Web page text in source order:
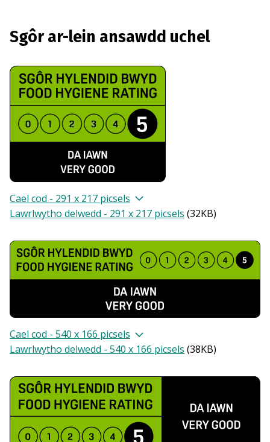
Sgôr ar-lein ansawdd uchel
Cael cod - 291 x 217 picsels
Lawrlwytho delwedd - 291 x 217 picsels (32KB)
Cael cod - 540 x 166 picsels
Lawrlwytho delwedd - 540 x 166 picsels (38KB)